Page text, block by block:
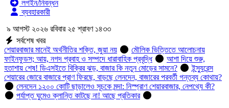
লগইন/নিবন্ধন
ব্যবহারকারী
৯ আগস্ট ২০২৬ রবিবার ২৫ শ্রাবণ ১৪৩৩
সর্বশেষ খবর
শেয়ারবাজার মানেই অর্থনীতির শক্তি, জুয়া নয়
মৌলিক ভিত্তিতে আলোচনায়
ফাইনফুডস; আয়, নগদ প্রবাহ ও সম্পদে ধারাবাহিক প্রবৃদ্ধি
আশা দিয়ে শুরু,
হতাশায় শেষ! ডিএসইতে বিক্রির ঝড়, বাজার কি নতুন মোড়ের সামনে?
ইন্স্যুরেন্স
শেয়ারের জোরে বাজারে প্রাণ ফিরছে, বাড়ছে লেনদেন, বাজারের পরবর্তী গন্তব্য কোথায়?
লেনদেন ১২০০ কোটি ছাড়ালেও সূচকে মন্দা: নিস্প্রাণ শেয়ারবাজার, নেপথ্যে কী?
পর্যাপ্ত ঘুমেও ক্লান্তি কাটছে না! আছে প্রতিকার